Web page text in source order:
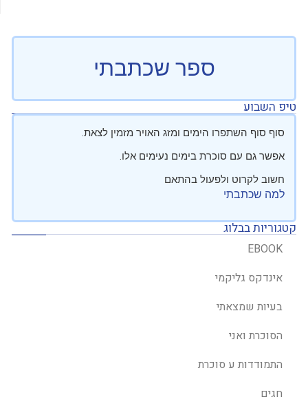
ספר שכתבתי
טיפ השבוע
סוף סוף השתפרו הימים ומזג האויר מזמין לצאת.
אפשר גם עם סוכרת בימים נעימים אלו.
חשוב לקרוט ולפעול בהתאם
למה שכתבתי
קטגוריות בבלוג
EBOOK
אינדקס גליקמי
בעיות שמצאתי
הסוכרת ואני
התמודדות ע סוכרת
חגים